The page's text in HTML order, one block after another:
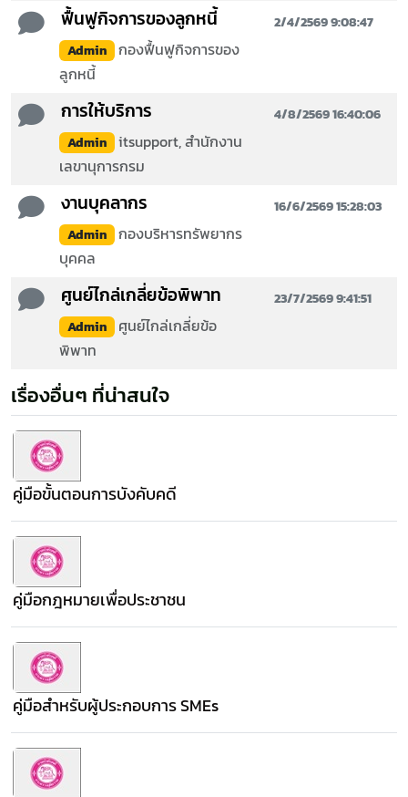
ฟื้นฟูกิจการของลูกหนี้
Admin
กองฟื้นฟูกิจการของ
ลูกหนี้
2/4/2569 9:08:47
การให้บริการ
Admin
itsupport, สำนักงาน
เลขานุการกรม
4/8/2569 16:40:06
งานบุคลากร
Admin
กองบริหารทรัพยากร
บุคคล
16/6/2569 15:28:03
ศูนย์ไกล่เกลี่ยข้อพิพาท
Admin
ศูนย์ไกล่เกลี่ยข้อ
พิพาท
23/7/2569 9:41:51
เรื่องอื่นๆ ที่น่าสนใจ
คู่มือขั้นตอนการบังคับคดี
คู่มือกฎหมายเพื่อประชาชน
คู่มือสำหรับผู้ประกอบการ SMEs